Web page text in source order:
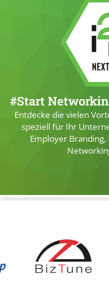
#Start
Entdecke die vielen
speziell für Ihr
Employer Branding,